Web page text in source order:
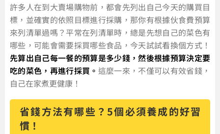
許多人在到大賣場購物前，都會先列出自己今天的購買目
標，並確實的依照目標進行採購，那你有根據伙食費預算
來列清單過嗎？平常在列清單時，總是先想自己的菜色有
哪些，可能會需要採買哪些食品，今天試試看換個方式！
先算出自己每一餐的預算是多少錢，然後根據預算決定要
吃的菜色，再進行採買。 這麼一來，不僅可以有效省錢，
自己在家煮更健康！
省錢方法有哪些？5個必須養成的好習
慣！